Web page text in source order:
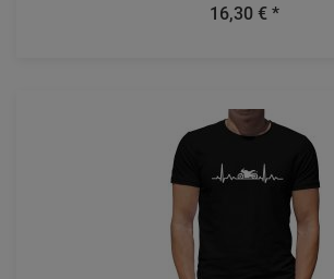
16,30 € *